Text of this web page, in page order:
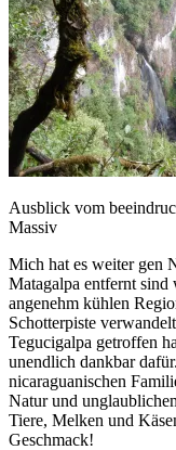
Ausblick vom
Massiv
Mich hat es weiter gen
Matagalpa entfernt
angenehm kühlen
Schotterpiste
Tegucigalpa getroffen
unendlich dankbar
nicaraguanischen
Natur und
Tiere, Melken und
Geschmack!